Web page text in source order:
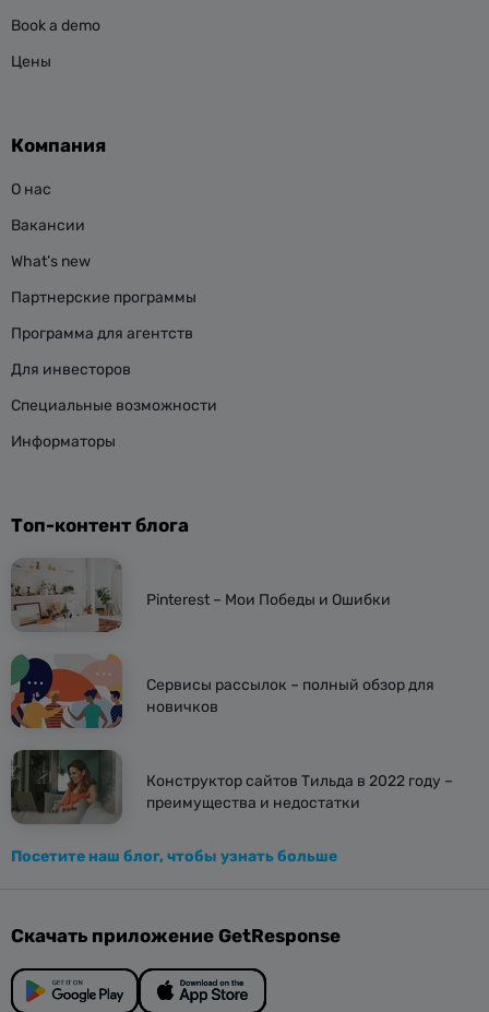
Book a demo
Цены
Компания
О нас
Вакансии
What’s new
Партнерские программы
Программа для агентств
Для инвесторов
Специальные возможности
Информаторы
Топ-контент блога
Pinterest – Мои Победы и Ошибки
Сервисы рассылок – полный обзор для
новичков
Конструктор сайтов Тильда в 2022 году –
преимущества и недостатки
Посетите наш блог, чтобы узнать больше
Скачать приложение GetResponse